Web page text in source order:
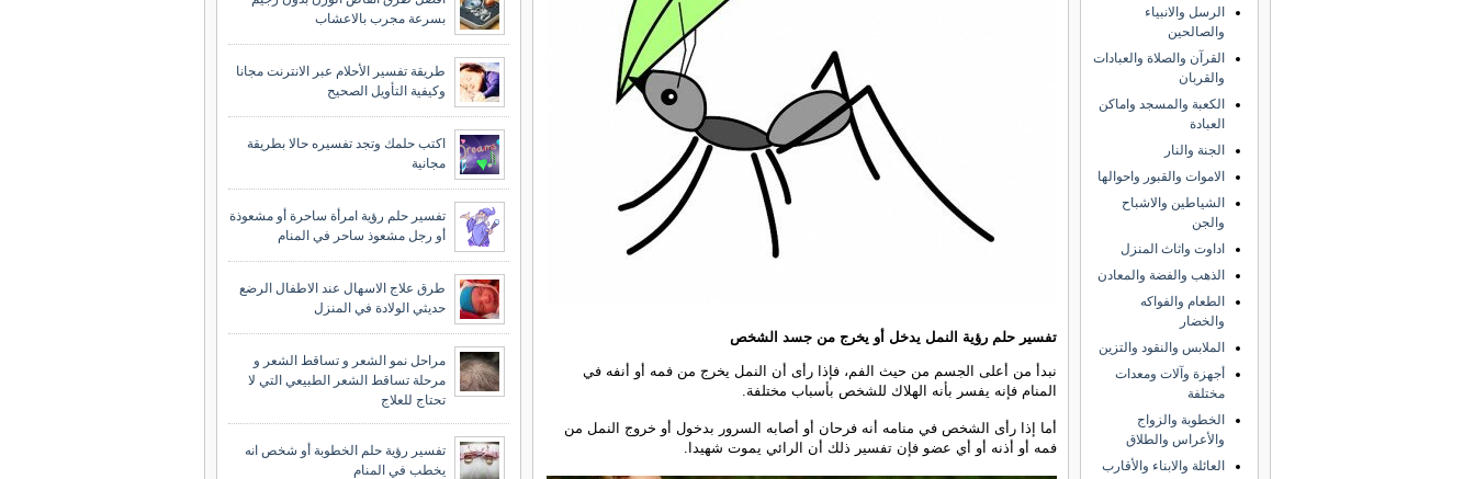
تفسير حلم رؤية النمل يدخل أو يخرج من جسد الشخص
نبدأ من أعلى الجسم من حيث الفم، فإذا رأى أن النمل يخرج من فمه أو أنفه في
المنام فإنه يفسر بأنه الهلاك للشخص بأسباب مختلفة.
أما إذا رأى الشخص في منامه أنه فرحان أو أصابه السرور بدخول أو خروج النمل من
فمه أو أذنه أو أي عضو فإن تفسير ذلك أن الرائي يموت شهيدا.
الرسل والانبياء
والصالحين
القرآن والصلاة والعبادات
والقربان
الكعبة والمسجد واماكن
العبادة
الجنة والنار
الاموات والقبور واحوالها
الشياطين والاشباح
والجن
اداوت واثاث المنزل
الذهب والفضة والمعادن
الطعام والفواكه
والخضار
الملابس والنقود والتزين
أجهزة وآلات ومعدات
مختلفة
الخطوبة والزواج
والأعراس والطلاق
العائلة والابناء والأقارب
بسرعة مجرب بالاعشاب
طريقة تفسير الأحلام عبر الانترنت مجانا
وكيفية التأويل الصحيح
اكتب حلمك وتجد تفسيره حالا بطريقة
مجانية
تفسير حلم رؤية امرأة ساحرة أو مشعوذة
أو رجل مشعوذ ساحر في المنام
طرق علاج الاسهال عند الاطفال الرضع
حديثي الولادة في المنزل
مراحل نمو الشعر و تساقط الشعر و
مرحلة تساقط الشعر الطبيعي التي لا
تحتاج للعلاج
تفسير رؤية حلم الخطوبة أو شخص انه
يخطب في المنام